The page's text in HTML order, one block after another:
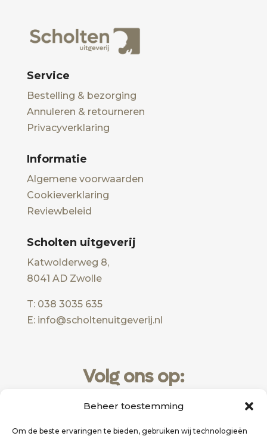
Beheer toestemming
Om de beste ervaringen te bieden, gebruiken wij technologieën
Service
Bestelling & bezorging
Annuleren & retourneren
Privacyverklaring
Informatie
Algemene voorwaarden
Cookieverklaring
Reviewbeleid
Scholten uitgeverij
Katwolderweg 8,
8041 AD Zwolle
T: 038 3035 635
E: info@scholtenuitgeverij.nl
Volg ons op: